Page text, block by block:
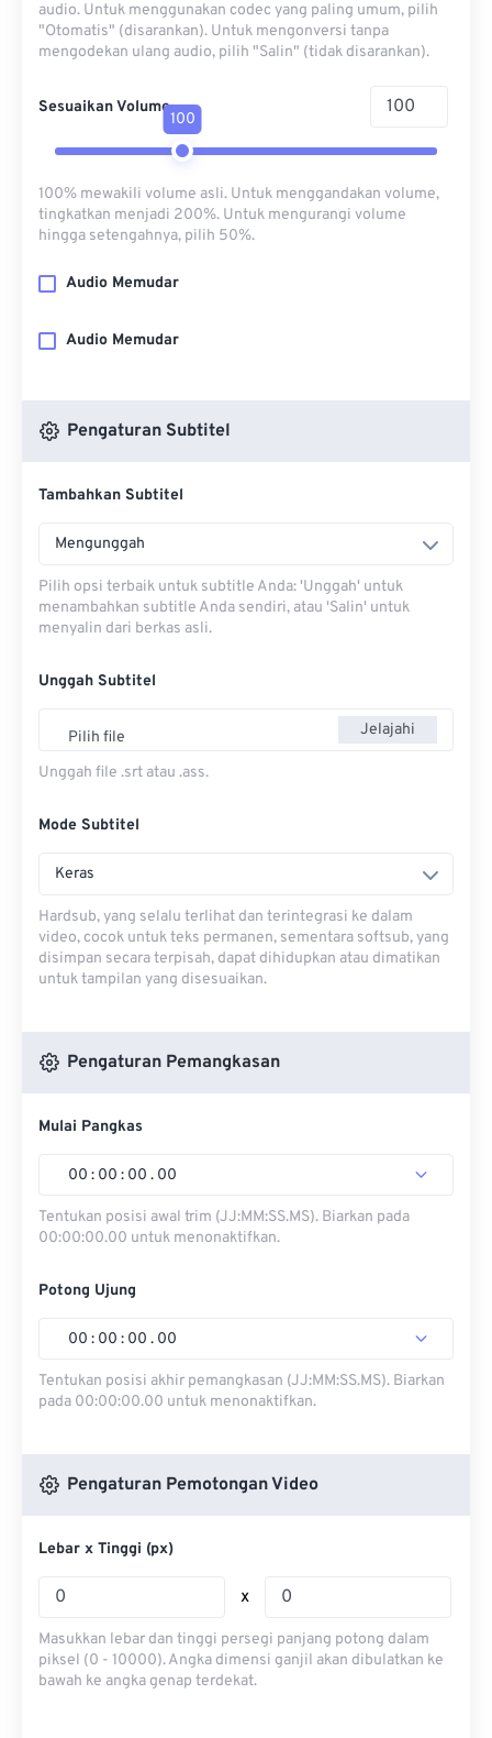
audio. Untuk menggunakan codec yang paling umum, pilih
"Otomatis" (disarankan). Untuk mengonversi tanpa
mengodekan ulang audio, pilih "Salin" (tidak disarankan).
Sesuaikan Volume
100
100% mewakili volume asli. Untuk menggandakan volume,
tingkatkan menjadi 200%. Untuk mengurangi volume
hingga setengahnya, pilih 50%.
Audio Memudar
Audio Memudar
Pengaturan Subtitel
Tambahkan Subtitel
Mengunggah
Pilih opsi terbaik untuk subtitle Anda: 'Unggah' untuk
menambahkan subtitle Anda sendiri, atau 'Salin' untuk
menyalin dari berkas asli.
Unggah Subtitel
Pilih file Jelajahi
Unggah file .srt atau .ass.
Mode Subtitel
Keras
Hardsub, yang selalu terlihat dan terintegrasi ke dalam
video, cocok untuk teks permanen, sementara softsub, yang
disimpan secara terpisah, dapat dihidupkan atau dimatikan
untuk tampilan yang disesuaikan.
Pengaturan Pemangkasan
Mulai Pangkas
00 : 00 : 00 . 00
Tentukan posisi awal trim (JJ:MM:SS.MS). Biarkan pada
00:00:00.00 untuk menonaktifkan.
Potong Ujung
00 : 00 : 00 . 00
Tentukan posisi akhir pemangkasan (JJ:MM:SS.MS). Biarkan
pada 00:00:00.00 untuk menonaktifkan.
Pengaturan Pemotongan Video
Lebar x Tinggi (px)
x
Masukkan lebar dan tinggi persegi panjang potong dalam
piksel (0 - 10000). Angka dimensi ganjil akan dibulatkan ke
bawah ke angka genap terdekat.